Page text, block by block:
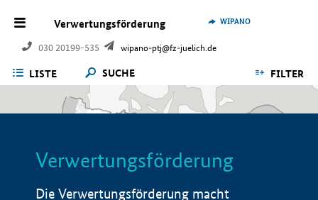
Verwertungsförderung
030 20199-535 wipano-ptj@fz-juelich.de
WIPANO
LISTE SUCHE FILTER
Verwertungsförderung
Die Verwertungsförderung macht